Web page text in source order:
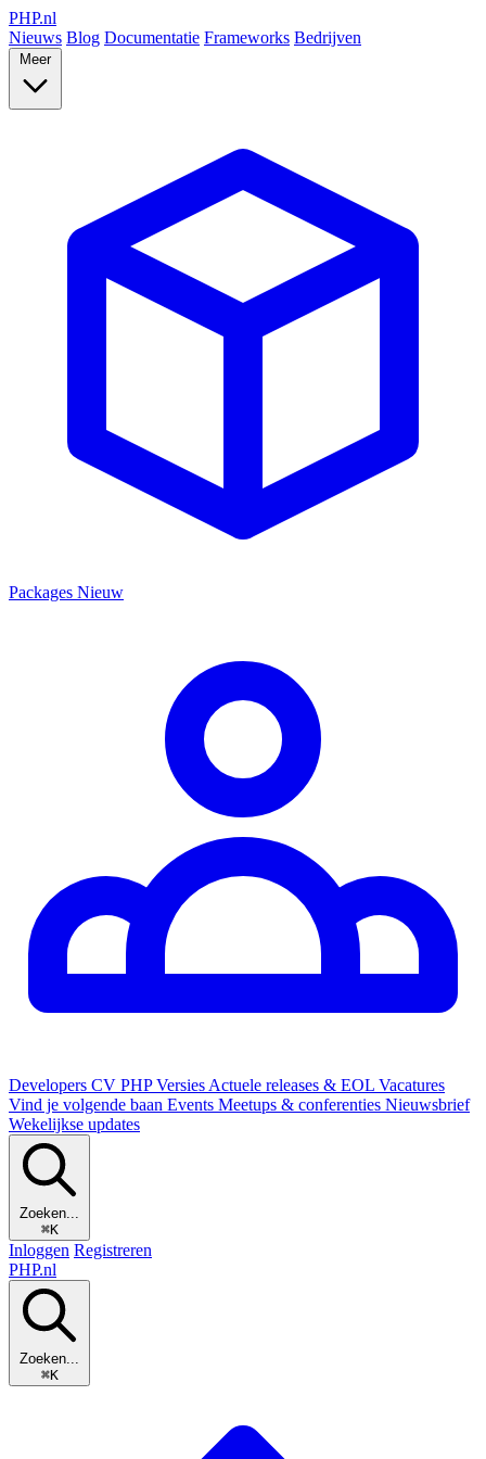
PHP.nl
Nieuws Blog Documentatie Frameworks Bedrijven
Meer
Packages Nieuw
Developers CV PHP Versies Actuele releases & EOL Vacatures
Vind je volgende baan Events Meetups & conferenties Nieuwsbrief
Wekelijkse updates
Zoeken...
⌘K
Inloggen Registreren
PHP.nl
Zoeken...
⌘K